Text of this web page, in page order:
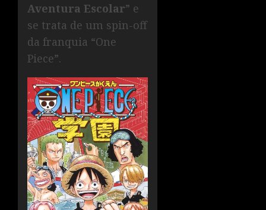
Aventura Escolar” e
se trata de um spin-off
da franquia “One
Piece”.